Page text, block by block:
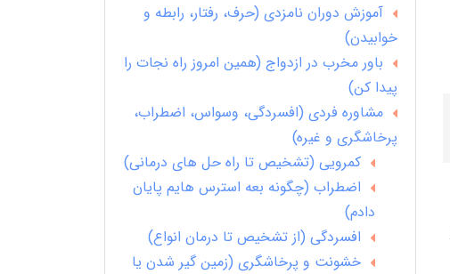
آموزش دوران نامزدی (حرف، رفتار، رابطه و
خوابیدن)
باور مخرب در ازدواج (همین امروز راه نجات را
پیدا کن)
مشاوره فردی (افسردگی، وسواس، اضطراب،
پرخاشگری و غیره)
کمرویی (تشخیص تا راه حل های درمانی)
اضطراب (چگونه بعه استرس هایم پایان
دادم)
افسردگی (از تشخیص تا درمان انواع)
خشونت و پرخاشگری (زمین گیر شدن یا